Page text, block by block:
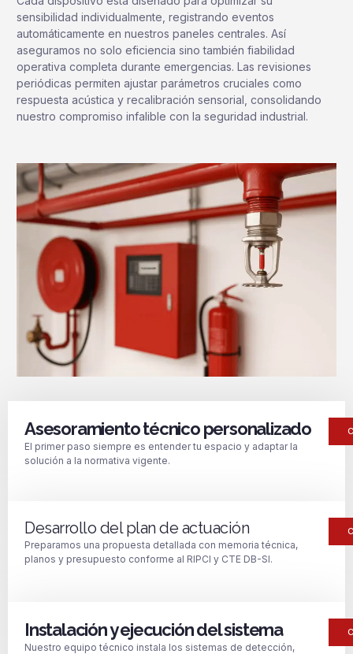
sensibilidad individualmente, registrando eventos
automáticamente en nuestros paneles centrales. Así
aseguramos no solo eficiencia sino también fiabilidad
operativa completa durante emergencias. Las revisiones
periódicas permiten ajustar parámetros cruciales como
respuesta acústica y recalibración sensorial, consolidando
nuestro compromiso infalible con la seguridad industrial.
Asesoramiento técnico personalizado
El primer paso siempre es entender tu espacio y adaptar la
solución a la normativa vigente.
Desarrollo del plan de actuación
Preparamos una propuesta detallada con memoria técnica,
planos y presupuesto conforme al RIPCI y CTE DB-SI.
Instalación y ejecución del sistema
Nuestro equipo técnico instala los sistemas de detección,